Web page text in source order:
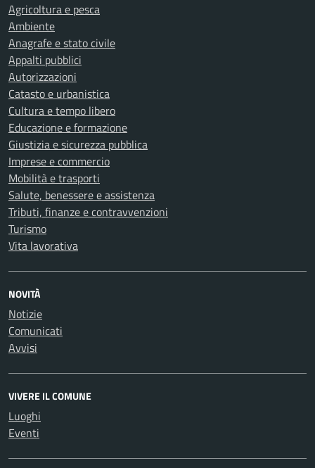
Agricoltura e pesca
Ambiente
Anagrafe e stato civile
Appalti pubblici
Autorizzazioni
Catasto e urbanistica
Cultura e tempo libero
Educazione e formazione
Giustizia e sicurezza pubblica
Imprese e commercio
Mobilità e trasporti
Salute, benessere e assistenza
Tributi, finanze e contravvenzioni
Turismo
Vita lavorativa
NOVITÀ
Notizie
Comunicati
Avvisi
VIVERE IL COMUNE
Luoghi
Eventi